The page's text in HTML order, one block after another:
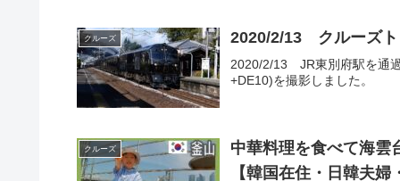
クルーズ 2020/2/13 クルーズト
2020/2/13 JR東別府駅を通
+DE10)を撮影しました。
クルーズ
中華料理を食べて海雲
【韓国在住・日韓夫婦